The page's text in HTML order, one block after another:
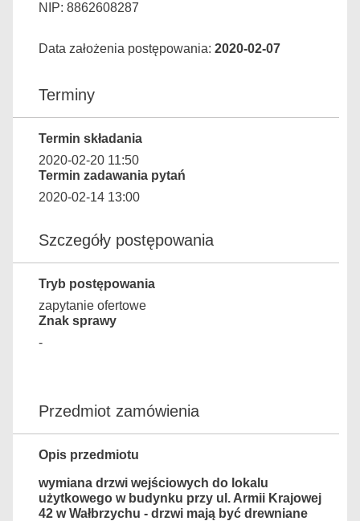
NIP: 8862608287
Data założenia postępowania: 2020-02-07
Terminy
Termin składania
2020-02-20 11:50
Termin zadawania pytań
2020-02-14 13:00
Szczegóły postępowania
Tryb postępowania
zapytanie ofertowe
Znak sprawy
-
Przedmiot zamówienia
Opis przedmiotu
wymiana drzwi wejściowych do lokalu
użytkowego w budynku przy ul. Armii Krajowej
42 w Wałbrzychu - drzwi mają być drewniane